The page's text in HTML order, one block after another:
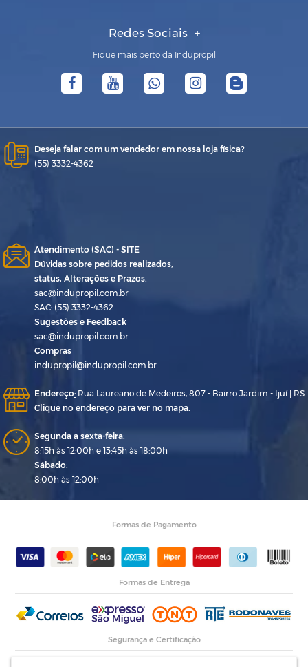
Redes Sociais
Fique mais perto da Indupropil
Deseja falar com um vendedor em nossa loja física?
(55) 3332-4362
Atendimento (SAC) - SITE
Dúvidas sobre pedidos realizados,
status, Alterações e Prazos.
sac@indupropil.com.br
SAC: (55) 3332-4362
Sugestões e Feedback
sac@indupropil.com.br
Compras
indupropil@indupropil.com.br
Endereço: Rua Laureano de Medeiros, 807 - Bairro Jardim - Ijuí | RS
Clique no endereço para ver no mapa.
Segunda a sexta-feira:
8:15h às 12:00h e 13:45h às 18:00h
Sábado:
8:00h às 12:00h
Formas de Pagamento
Formas de Entrega
Segurança e Certificação